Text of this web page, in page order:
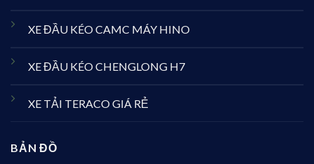
XE ĐẦU KÉO CAMC MÁY HINO
XE ĐẦU KÉO CHENGLONG H7
XE TẢI TERACO GIÁ RẺ
BẢN ĐỒ